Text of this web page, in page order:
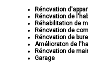
Rénovation
Rénovation de
Réhabilitation de
Rénovation de
Rénovation de
Amélioraton de
Rénovation de
Garage